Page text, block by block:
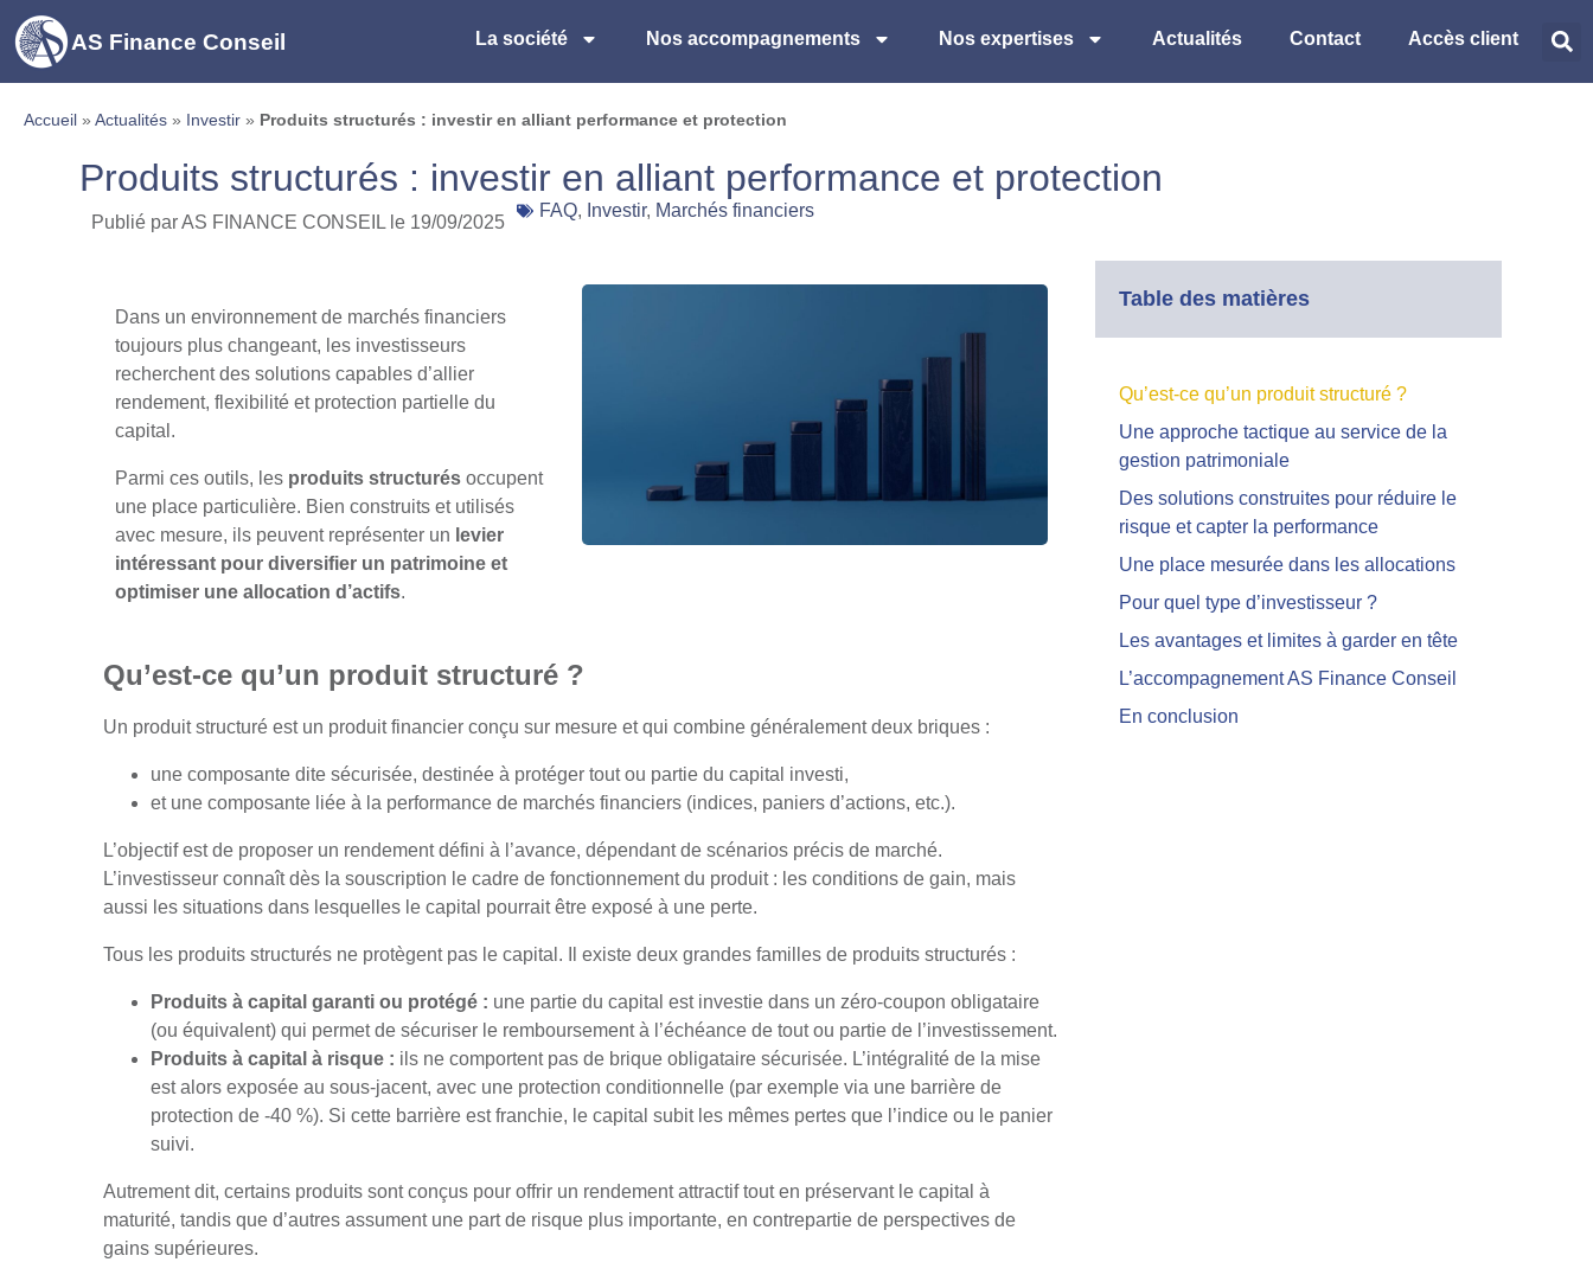
AS Finance Conseil La société Nos accompagnements Nos expertises Actualités Contact Accès client
Accueil » Actualités » Investir » Produits structurés : investir en alliant performance et protection
Produits structurés : investir en alliant performance et protection
Publié par AS FINANCE CONSEIL le 19/09/2025
FAQ, Investir, Marchés financiers
Dans un environnement de marchés financiers
toujours plus changeant, les investisseurs
recherchent des solutions capables d’allier
rendement, flexibilité et protection partielle du
capital.
Parmi ces outils, les produits structurés occupent
une place particulière. Bien construits et utilisés
avec mesure, ils peuvent représenter un levier
intéressant pour diversifier un patrimoine et
optimiser une allocation d’actifs.
Qu’est-ce qu’un produit structuré ?
Un produit structuré est un produit financier conçu sur mesure et qui combine généralement deux briques :
une composante dite sécurisée, destinée à protéger tout ou partie du capital investi,
et une composante liée à la performance de marchés financiers (indices, paniers d’actions, etc.).
L’objectif est de proposer un rendement défini à l’avance, dépendant de scénarios précis de marché.
L’investisseur connaît dès la souscription le cadre de fonctionnement du produit : les conditions de gain, mais
aussi les situations dans lesquelles le capital pourrait être exposé à une perte.
Tous les produits structurés ne protègent pas le capital. Il existe deux grandes familles de produits structurés :
Produits à capital garanti ou protégé : une partie du capital est investie dans un zéro-coupon obligataire
(ou équivalent) qui permet de sécuriser le remboursement à l’échéance de tout ou partie de l’investissement.
Produits à capital à risque : ils ne comportent pas de brique obligataire sécurisée. L’intégralité de la mise
est alors exposée au sous-jacent, avec une protection conditionnelle (par exemple via une barrière de
protection de -40 %). Si cette barrière est franchie, le capital subit les mêmes pertes que l’indice ou le panier
suivi.
Autrement dit, certains produits sont conçus pour offrir un rendement attractif tout en préservant le capital à
maturité, tandis que d’autres assument une part de risque plus importante, en contrepartie de perspectives de
gains supérieures.
Table des matières
Qu’est-ce qu’un produit structuré ?
Une approche tactique au service de la
gestion patrimoniale
Des solutions construites pour réduire le
risque et capter la performance
Une place mesurée dans les allocations
Pour quel type d’investisseur ?
Les avantages et limites à garder en tête
L’accompagnement AS Finance Conseil
En conclusion